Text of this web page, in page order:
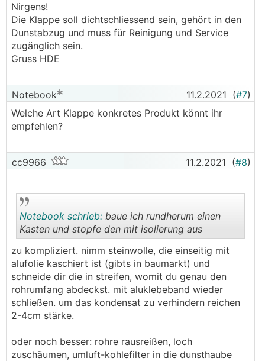
Nirgens!
Die Klappe soll dichtschliessend sein, gehört in den
Dunstabzug und muss für Reinigung und Service
zugänglich sein.
Gruss HDE
Notebook 11.2.2021 (#7)
Welche Art Klappe konkretes Produkt könnt ihr
empfehlen?
cc9966 11.2.2021 (#8)
..
Notebook schrieb: baue ich rundherum einen
Kasten und stopfe den mit isolierung aus
zu kompliziert. nimm steinwolle, die einseitig mit
alufolie kaschiert ist (gibts in baumarkt) und
schneide dir die in streifen, womit du genau den
rohrumfang abdeckst. mit aluklebeband wieder
schließen. um das kondensat zu verhindern reichen
2-4cm stärke.
oder noch besser: rohre rausreißen, loch
zuschäumen, umluft-kohlefilter in die dunsthaube